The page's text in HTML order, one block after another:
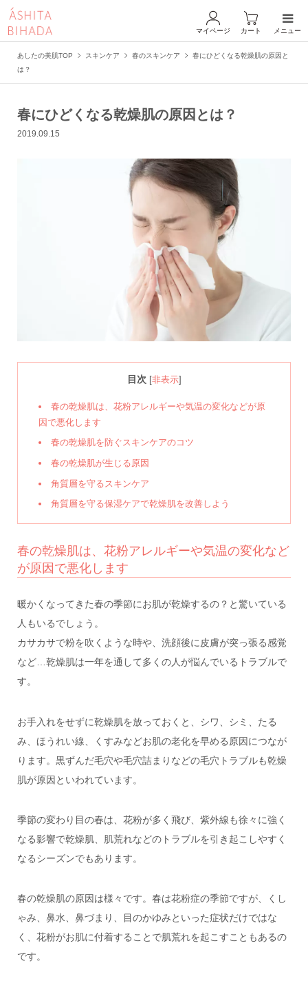
マイページ カート メニュー
あしたの美肌TOP スキンケア 春のスキンケア
春にひどくなる乾燥肌の原因と
は？
春にひどくなる乾燥肌の原因とは？
2019.09.15
目次 非表示]
春の乾燥肌は、花粉アレルギーや気温の変化などが原
因で悪化します
春の乾燥肌を防ぐスキンケアのコツ
春の乾燥肌が生じる原因
角質層を守るスキンケア
角質層を守る保湿ケアで乾燥肌を改善しよう
春の乾燥肌は、花粉アレルギーや気温の変化など
が原因で悪化します
暖かくなってきた春の季節にお肌が乾燥するの？と驚いている
人もいるでしょう。
カサカサで粉を吹くような時や、洗顔後に皮膚が突っ張る感覚
など…乾燥肌は一年を通して多くの人が悩んでいるトラブルで
す。
お手入れをせずに乾燥肌を放っておくと、シワ、シミ、たる
み、ほうれい線、くすみなどお肌の老化を早める原因につなが
ります。黒ずんだ毛穴や毛穴詰まりなどの毛穴トラブルも乾燥
肌が原因といわれています。
季節の変わり目の春は、花粉が多く飛び、紫外線も徐々に強く
なる影響で乾燥肌、肌荒れなどのトラブルを引き起こしやすく
なるシーズンでもあります。
春の乾燥肌の原因は様々です。春は花粉症の季節ですが、くし
ゃみ、鼻水、鼻づまり、目のかゆみといった症状だけではな
く、花粉がお肌に付着することで肌荒れを起こすこともあるの
です。